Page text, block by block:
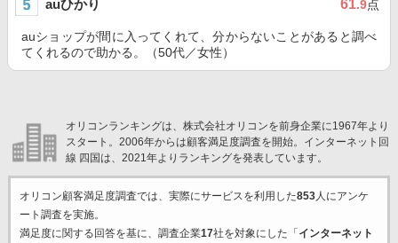
auひかり 61.9点
auショップが間に入ってくれて、分からないことがあると調べ
てくれるので助かる。（50代／女性）
オリコンランキングは、株式会社オリコンを前身企業に1967年より
スタート。2006年からは顧客満足度調査を開始。インターネット回
線 四国は、2021年よりランキングを発表しています。
オリコン顧客満足度調査では、実際にサービスを利用した853人にアンケ
ート調査を実施。
満足度に関する回答を基に、調査企業17社を対象にした「 インターネット